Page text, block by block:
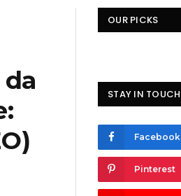
OUR PICKS
STAY IN TOUCH
Facebook
Pinterest